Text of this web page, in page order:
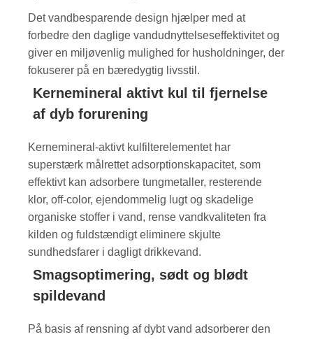
Det vandbesparende design hjælper med at
forbedre den daglige vandudnyttelseseffektivitet og
giver en miljøvenlig mulighed for husholdninger, der
fokuserer på en bæredygtig livsstil.
Kernemineral aktivt kul til fjernelse
af dyb forurening
Kernemineral-aktivt kulfilterelementet har
superstærk målrettet adsorptionskapacitet, som
effektivt kan adsorbere tungmetaller, resterende
klor, off-color, ejendommelig lugt og skadelige
organiske stoffer i vand, rense vandkvaliteten fra
kilden og fuldstændigt eliminere skjulte
sundhedsfarer i dagligt drikkevand.
Smagsoptimering, sødt og blødt
spildevand
På basis af rensning af dybt vand adsorberer den